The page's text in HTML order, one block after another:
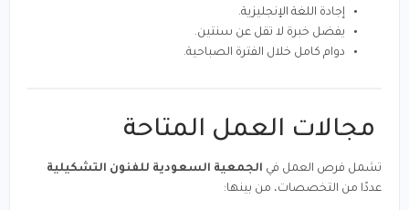
إجادة اللغة الإنجليزية.
يفضل خبرة لا تقل عن سنتين.
دوام كامل خلال الفترة الصباحية.
مجالات العمل المتاحة
تشمل فرص العمل في الجمعية السعودية للفنون التشكيلية
عددًا من التخصصات، من بينها: